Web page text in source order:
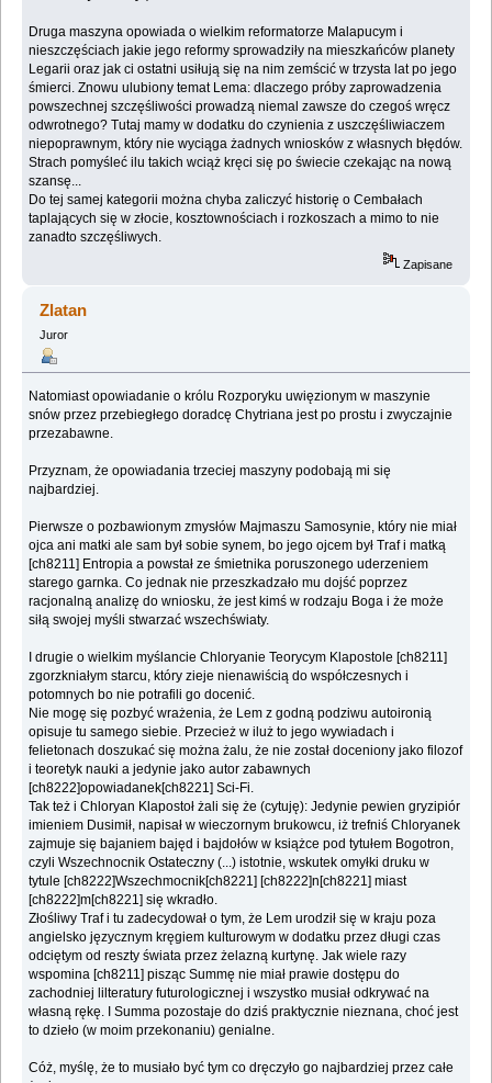
Druga maszyna opowiada o wielkim reformatorze Malapucym i
nieszczęściach jakie jego reformy sprowadziły na mieszkańców planety
Legarii oraz jak ci ostatni usiłują się na nim zemścić w trzysta lat po jego
śmierci. Znowu ulubiony temat Lema: dlaczego próby zaprowadzenia
powszechnej szczęśliwości prowadzą niemal zawsze do czegoś wręcz
odwrotnego? Tutaj mamy w dodatku do czynienia z uszczęśliwiaczem
niepoprawnym, który nie wyciąga żadnych wniosków z własnych błędów.
Strach pomyśleć ilu takich wciąż kręci się po świecie czekając na nową
szansę...
Do tej samej kategorii można chyba zaliczyć historię o Cembałach
taplających się w złocie, kosztownościach i rozkoszach a mimo to nie
zanadto szczęśliwych.
Zapisane
Zlatan
Juror
Natomiast opowiadanie o królu Rozporyku uwięzionym w maszynie
snów przez przebiegłego doradcę Chytriana jest po prostu i zwyczajnie
przezabawne.
Przyznam, że opowiadania trzeciej maszyny podobają mi się
najbardziej.
Pierwsze o pozbawionym zmysłów Majmaszu Samosynie, który nie miał
ojca ani matki ale sam był sobie synem, bo jego ojcem był Traf i matką
[ch8211] Entropia a powstał ze śmietnika poruszonego uderzeniem
starego garnka. Co jednak nie przeszkadzało mu dojść poprzez
racjonalną analizę do wniosku, że jest kimś w rodzaju Boga i że może
siłą swojej myśli stwarzać wszechświaty.
I drugie o wielkim myślancie Chloryanie Teorycym Klapostole [ch8211]
zgorzkniałym starcu, który zieje nienawiścią do współczesnych i
potomnych bo nie potrafili go docenić.
Nie mogę się pozbyć wrażenia, że Lem z godną podziwu autoironią
opisuje tu samego siebie. Przecież w iluż to jego wywiadach i
felietonach doszukać się można żalu, że nie został doceniony jako filozof
i teoretyk nauki a jedynie jako autor zabawnych
[ch8222]opowiadanek[ch8221] Sci-Fi.
Tak też i Chloryan Klapostoł żali się że (cytuję): Jedynie pewien gryzipiór
imieniem Dusimił, napisał w wieczornym brukowcu, iż trefniś Chloryanek
zajmuje się bajaniem bajęd i bajdołów w książce pod tytułem Bogotron,
czyli Wszechnocnik Ostateczny (...) istotnie, wskutek omyłki druku w
tytule [ch8222]Wszechmocnik[ch8221] [ch8222]n[ch8221] miast
[ch8222]m[ch8221] się wkradło.
Złośliwy Traf i tu zadecydował o tym, że Lem urodził się w kraju poza
angielsko języcznym kręgiem kulturowym w dodatku przez długi czas
odciętym od reszty świata przez żelazną kurtynę. Jak wiele razy
wspomina [ch8211] pisząc Summę nie miał prawie dostępu do
zachodniej lilteratury futurologicznej i wszystko musiał odkrywać na
własną rękę. I Summa pozostaje do dziś praktycznie nieznana, choć jest
to dzieło (w moim przekonaniu) genialne.
Cóż, myślę, że to musiało być tym co dręczyło go najbardziej przez całe